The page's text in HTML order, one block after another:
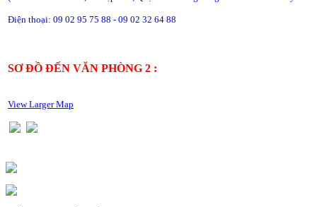
Điện thoại: 09 02 95 75 88 - 09 02 32 64 88
SƠ ĐỒ ĐẾN VĂN PHÒNG 2 :
View Larger Map